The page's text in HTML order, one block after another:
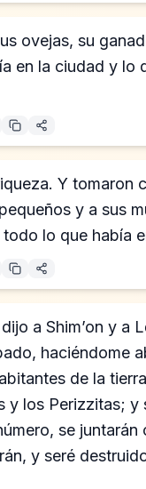
ovejas, su
en la ciudad y lo
Y tomaron
y a sus
lo que había
a Shim’on y a
haciéndome
de la
y los Perizzitas; y
se juntarán
y seré